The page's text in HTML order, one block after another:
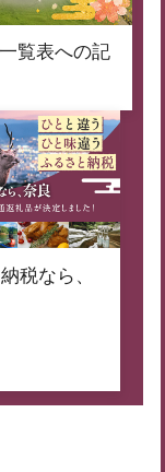
覧表への記
税なら、